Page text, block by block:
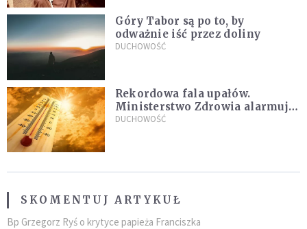
Góry Tabor są po to, by
odważnie iść przez doliny
DUCHOWOŚĆ
Rekordowa fala upałów.
Ministerstwo Zdrowia alarmuje
po doświadczeniach z czerwca
DUCHOWOŚĆ
SKOMENTUJ ARTYKUŁ
Bp Grzegorz Ryś o krytyce papieża Franciszka